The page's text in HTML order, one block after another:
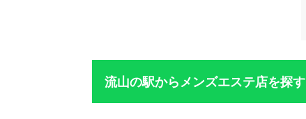
流山の駅からメンズエステ店を探す